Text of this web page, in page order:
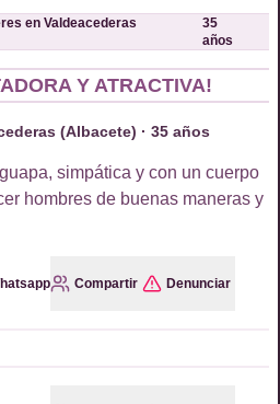
enValdeacederas
35
años
Y ATRACTIVA!
(Albacete) · 35 años
simpática y con un cuerpo
hombres de buenas maneras y
Compartir Denunciar